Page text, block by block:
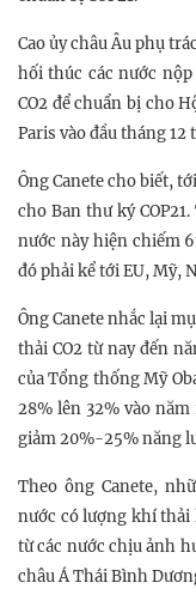
Cao ủy châu Âu phụ
hối thúc các nước
CO2 để chuẩn bị cho
Paris vào đầu tháng 12
Ông Canete cho biết,
cho Ban thư ký
nước này hiện chiếm
đó phải kể tới EU, Mỹ,
Ông Canete nhắc lại
thải CO2 từ nay đến
của Tổng thống Mỹ
28% lên 32% vào
giảm 20%-25% năng
Theo ông Canete,
nước có lượng khí thải
từ các nước chịu ảnh
châu Á Thái Bình